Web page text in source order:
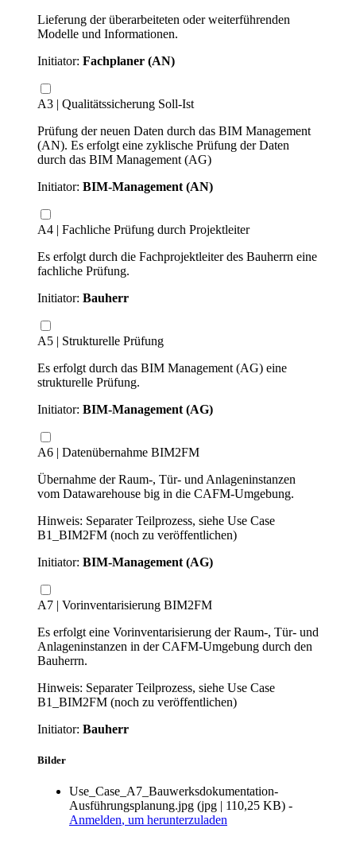
Lieferung der überarbeiteten oder weiterführenden
Modelle und Informationen.
Initiator: Fachplaner (AN)
A3 | Qualitätssicherung Soll-Ist
Prüfung der neuen Daten durch das BIM Management
(AN). Es erfolgt eine zyklische Prüfung der Daten
durch das BIM Management (AG)
Initiator: BIM-Management (AN)
A4 | Fachliche Prüfung durch Projektleiter
Es erfolgt durch die Fachprojektleiter des Bauherrn eine
fachliche Prüfung.
Initiator: Bauherr
A5 | Strukturelle Prüfung
Es erfolgt durch das BIM Management (AG) eine
strukturelle Prüfung.
Initiator: BIM-Management (AG)
A6 | Datenübernahme BIM2FM
Übernahme der Raum-, Tür- und Anlageninstanzen
vom Datawarehouse big in die CAFM-Umgebung.
Hinweis: Separater Teilprozess, siehe Use Case
B1_BIM2FM (noch zu veröffentlichen)
Initiator: BIM-Management (AG)
A7 | Vorinventarisierung BIM2FM
Es erfolgt eine Vorinventarisierung der Raum-, Tür- und
Anlageninstanzen in der CAFM-Umgebung durch den
Bauherrn.
Hinweis: Separater Teilprozess, siehe Use Case
B1_BIM2FM (noch zu veröffentlichen)
Initiator: Bauherr
Bilder
Use_Case_A7_Bauwerksdokumentation-
Ausführungsplanung.jpg (jpg | 110,25 KB) -
Anmelden, um herunterzuladen